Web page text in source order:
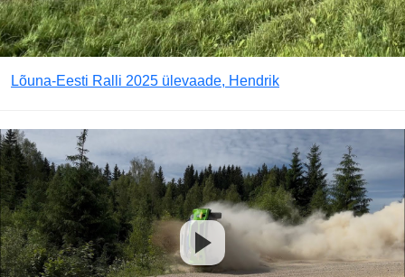
Lõuna-Eesti Ralli 2025 ülevaade, Hendrik